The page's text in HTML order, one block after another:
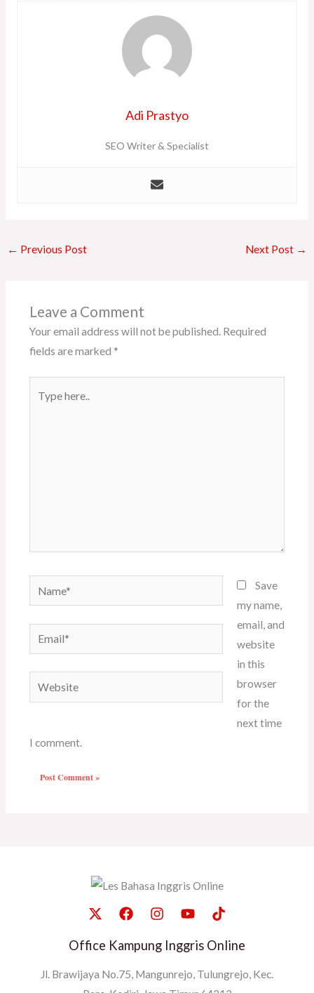
Adi Prastyo
SEO Writer & Specialist
← Previous Post Next Post →
Leave a Comment
Your email address will not be published. Required
fields are marked *
here..
Name*
Email*
Website
Save
my name,
email, and
website
in this
browser
for the
next time
I comment.
Office Kampung Inggris Online
Jl. Brawijaya No.75, Mangunrejo, Tulungrejo, Kec.